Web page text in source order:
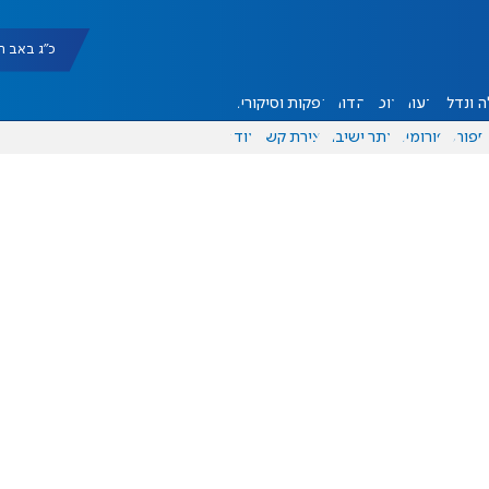
כ"ג באב תשפ"ו
ונדל"ן דעות אוכל יהדות הפקות וסיקורים
ספורט פורומים אתר ישיבה יצירת קשר עוד